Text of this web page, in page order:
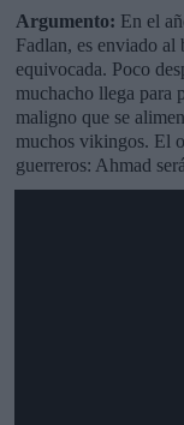
Argumento: En el
Fadlan, es enviado al
equivocada. Poco
muchacho llega para
maligno que se
muchos vikingos. El
guerreros: Ahmad